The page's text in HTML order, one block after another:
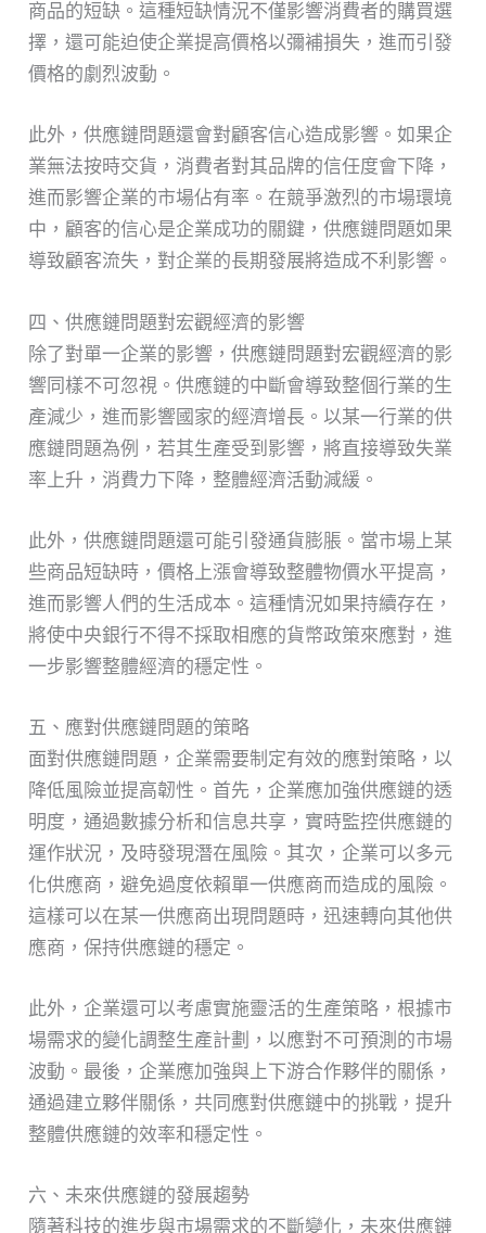
商品的短缺。這種短缺情況不僅影響消費者的購買選
擇，還可能迫使企業提高價格以彌補損失，進而引發
價格的劇烈波動。
此外，供應鏈問題還會對顧客信心造成影響。如果企
業無法按時交貨，消費者對其品牌的信任度會下降，
進而影響企業的市場佔有率。在競爭激烈的市場環境
中，顧客的信心是企業成功的關鍵，供應鏈問題如果
導致顧客流失，對企業的長期發展將造成不利影響。
四、供應鏈問題對宏觀經濟的影響
除了對單一企業的影響，供應鏈問題對宏觀經濟的影
響同樣不可忽視。供應鏈的中斷會導致整個行業的生
產減少，進而影響國家的經濟增長。以某一行業的供
應鏈問題為例，若其生產受到影響，將直接導致失業
率上升，消費力下降，整體經濟活動減緩。
此外，供應鏈問題還可能引發通貨膨脹。當市場上某
些商品短缺時，價格上漲會導致整體物價水平提高，
進而影響人們的生活成本。這種情況如果持續存在，
將使中央銀行不得不採取相應的貨幣政策來應對，進
一步影響整體經濟的穩定性。
五、應對供應鏈問題的策略
面對供應鏈問題，企業需要制定有效的應對策略，以
降低風險並提高韌性。首先，企業應加強供應鏈的透
明度，通過數據分析和信息共享，實時監控供應鏈的
運作狀況，及時發現潛在風險。其次，企業可以多元
化供應商，避免過度依賴單一供應商而造成的風險。
這樣可以在某一供應商出現問題時，迅速轉向其他供
應商，保持供應鏈的穩定。
此外，企業還可以考慮實施靈活的生產策略，根據市
場需求的變化調整生產計劃，以應對不可預測的市場
波動。最後，企業應加強與上下游合作夥伴的關係，
通過建立夥伴關係，共同應對供應鏈中的挑戰，提升
整體供應鏈的效率和穩定性。
六、未來供應鏈的發展趨勢
隨著科技的進步與市場需求的不斷變化，未來供應鏈